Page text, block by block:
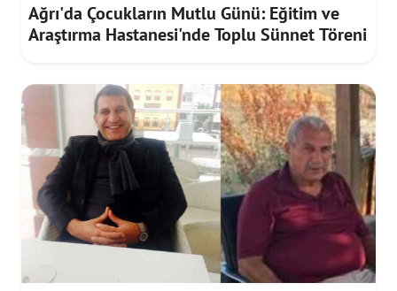
Ağrı'da Çocukların Mutlu Günü: Eğitim ve
Araştırma Hastanesi'nde Toplu Sünnet Töreni